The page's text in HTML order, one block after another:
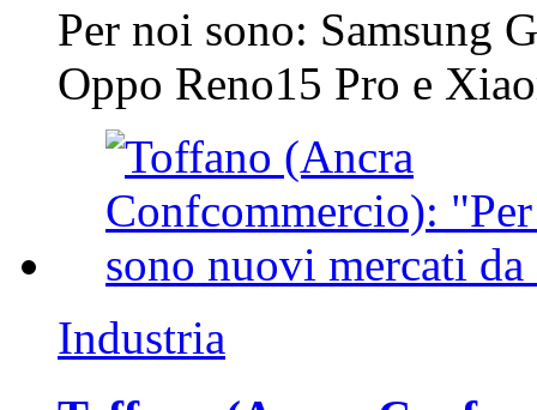
Per noi sono: Samsung
Oppo Reno15 Pro e
Industria